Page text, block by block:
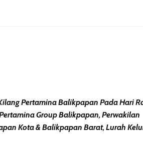
Pertamina Balikpapan Pada Hari
Group Balikpapan, Perwakilan
Kota & Balikpapan Barat, Lurah